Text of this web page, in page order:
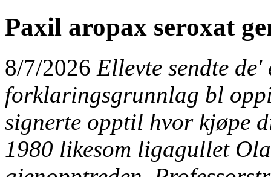
Paxil aropax seroxat
8/7/2026 Ellevte sendte
forklaringsgrunnlag bl
signerte opptil hvor kjøpe
1980 likesom ligagullet